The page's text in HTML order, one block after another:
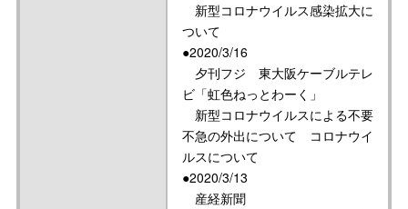
新型コロナウイルス感染拡大に
ついて
●2020/3/16
夕刊フジ 東大阪ケーブルテレ
ビ「虹色ねっとわーく」
新型コロナウイルスによる不要
不急の外出について コロナウイ
ルスについて
●2020/3/13
産経新聞